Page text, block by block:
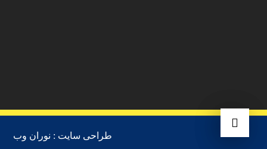
طراحی سایت : نوران وب